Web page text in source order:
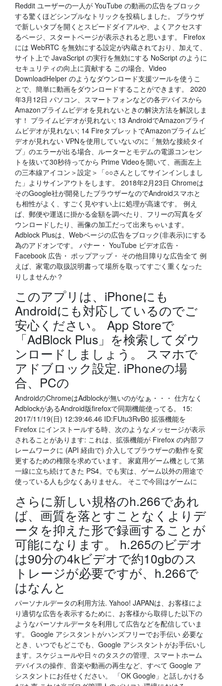
Reddit ユーザーの一人が YouTube の動画の広告をブロック
する驚くほどシンプルなトリックを投稿しました。 ブラウザ
で新しいタブを開くとスピードダイアルや、よくアクセスす
るページ、スタートページが表示されると思います。 Firefox
には WebRTC を無効にする設定が内蔵されており、加えて、
サイト上で JavaScript の実行を無効にする NoScript のように
セキュリティの向上に貢献する この場合、Video
DownloadHelper のようなダウンロード支援ツールを使うこ
とで、簡単に動画をダウンロードすることができます。 2020
年3月12日 パソコン、スマートフォンなどの各デバイスから
Amazonプライムビデオを見れないときの解決方法を解説しま
す！ プライムビデオが見れない; 13 AndroidでAmazonプライ
ムビデオが見れない; 14 FireタブレットでAmazonプライムビ
デオが見れない VPNを使用していないのに「無効な接続タイ
プ」のエラーが出る場合、ルーターとモデムの電源コンセン
トを抜いて30秒待ってから Prime Videoを開いて、画面左上
の三本線アイコン＞設定＞「○○さんとしてサインインしまし
た」よりサインアウトをします。 2018年2月23日 Chromeは
そのGoogle社が開発したブラウザーなのでAndroidスマホと
も相性がよく、すごく見やすい上に処理が高速です。 例え
ば、郵便や運送に掛かる金額を調べたり、フリーの写真をダ
ウンロードしたり、画像の加工だって出来ちゃいます。
Adblock Plusは、Webページの広告をブロック(非表示)にする
為のアドオンです。 バナー・ YouTube ビデオ広告・
Facebook 広告・ ポップアップ・ その他目障りな広告全て 例
えば、家電の取扱説明書って場所を取ってすごく重くなった
りしませんか？
このアプリは、iPhoneにも
Androidにも対応しているのでご
安心ください。 App Storeで
「AdBlock Plus」を検索してダウ
ンロードしましょう。 スマホで
アドブロック設定. iPhoneの場
合、PCの
AndroidのChromeはAdblockが無いのがなぁ・・・ 仕方なく
AdblockがあるAndroid版firefoxで同期機能使ってる。 15:
2017/11/19(日) 12:39:46.46 ID:FUtu3RvB0 拡張機能を
Firefox にインストールする時、次のようなメッセージが表示
されることがあります: これは、拡張機能が Firefox の内部フ
レームワークに (API 経由で) 介入してブラウザーの動作を変
更するための権限を求めています。 家庭用ゲーム機として第
一線に立ち続けてきた PS4。でも実は、ゲーム以外の用途で
使っている人も少なくありません。 そこで今回はゲームに
さらに新しい規格のh.266であれ
ば、画質を落とすことなくよりデ
ータを抑えた形で録画することが
可能になります。 h.265のビデオ
は90分の4kビデオで約10gbのス
トレージが必要ですが、h.266で
はなんと
パーソナルデータの利用方法. Yahoo! JAPANは、お客様によ
り適切な広告を表示するために、お客様から取得した以下の
ようなパーソナルデータを利用して広告などを配信していま
す。 Google アシスタントがハンズフリーでお手伝い 必要な
とき、いつでもどこでも、Google アシスタントがお手伝いし
ます。スケジュールや日々のタスクの管理、スマートホーム
デバイスの操作、音楽や動画の再生など、すべて Google ア
シスタントにお任せください。 「OK Google」と話しかける